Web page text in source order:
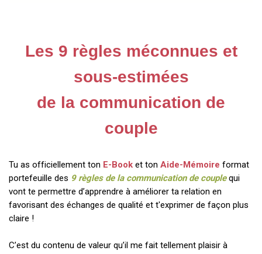
Les 9 règles méconnues et
sous-estimées
de la communication de
couple
Tu as officiellement ton E-Book et ton Aide-Mémoire format
portefeuille des 9 règles de la communication de couple qui
vont te permettre d’apprendre à améliorer ta relation en
favorisant des échanges de qualité et t'exprimer de façon plus
claire !
C’est du contenu de valeur qu’il me fait tellement plaisir à